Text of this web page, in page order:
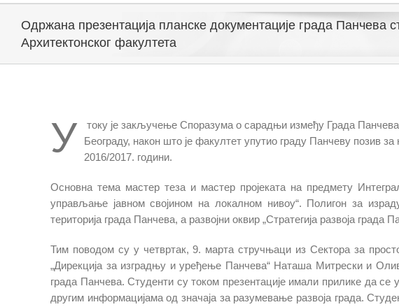
Одржана презентација планске документације града Панчева
Архитектонског факултета
У
току је закључење Споразума о сарадњи између Града
Београду, након што је факултет упутио граду Панчеву позив
2016/2017. години.
Основна тема мастер теза и мастер пројеката на предмету
управљање јавном својином на локалном нивоу“. Полигон за
територија града Панчева, а развојни оквир „Стратегија развоја града
Тим поводом су у четвртак, 9. марта стручњаци из Сектора за
„Дирекција за изградњу и уређење Панчева“ Наташа Митрески и
града Панчева. Студенти су током презентације имали прилике да се
другим информацијама од значаја за разумевање развоја града.